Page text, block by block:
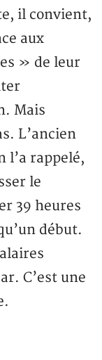
il convient,
aux
» de leur
Mais
L’ancien
rappelé,
le
39 heures
début.
C’est une